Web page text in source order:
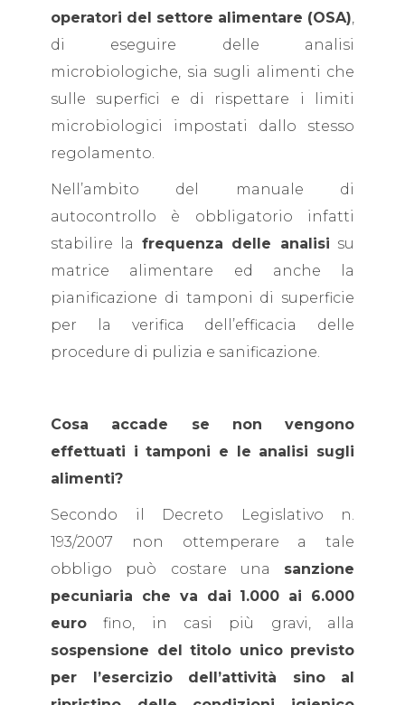
operatori del settore alimentare (OSA),
di eseguire delle analisi
microbiologiche, sia sugli alimenti che
sulle superfici e di rispettare i limiti
microbiologici impostati dallo stesso
regolamento.
Nell’ambito del manuale di
autocontrollo è obbligatorio infatti
stabilire la frequenza delle analisi su
matrice alimentare ed anche la
pianificazione di tamponi di superficie
per la verifica dell’efficacia delle
procedure di pulizia e sanificazione.
Cosa accade se non vengono
effettuati i tamponi e le analisi sugli
alimenti?
Secondo il Decreto Legislativo n.
193/2007 non ottemperare a tale
obbligo può costare una sanzione
pecuniaria che va dai 1.000 ai 6.000
euro fino, in casi più gravi, alla
sospensione del titolo unico previsto
per l’esercizio dell’attività sino al